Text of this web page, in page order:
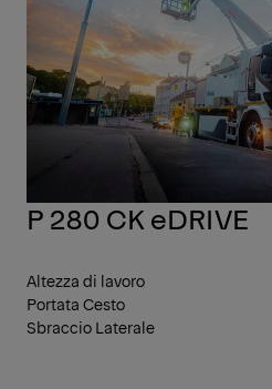
P 280 CK eDRIVE
Altezza di lavoro
Portata Cesto
Sbraccio Laterale